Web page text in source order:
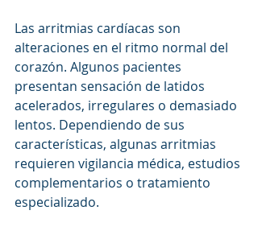
Las arritmias cardíacas son
alteraciones en el ritmo normal del
corazón. Algunos pacientes
presentan sensación de latidos
acelerados, irregulares o demasiado
lentos. Dependiendo de sus
características, algunas arritmias
requieren vigilancia médica, estudios
complementarios o tratamiento
especializado.